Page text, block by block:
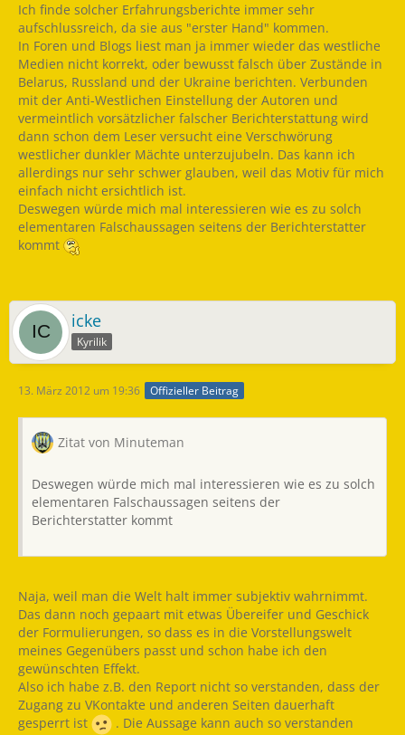
Ich finde solcher Erfahrungsberichte immer sehr
aufschlussreich, da sie aus "erster Hand" kommen.
In Foren und Blogs liest man ja immer wieder das westliche
Medien nicht korrekt, oder bewusst falsch über Zustände in
Belarus, Russland und der Ukraine berichten. Verbunden
mit der Anti-Westlichen Einstellung der Autoren und
vermeintlich vorsätzlicher falscher Berichterstattung wird
dann schon dem Leser versucht eine Verschwörung
westlicher dunkler Mächte unterzujubeln. Das kann ich
allerdings nur sehr schwer glauben, weil das Motiv für mich
einfach nicht ersichtlich ist.
Deswegen würde mich mal interessieren wie es zu solch
elementaren Falschaussagen seitens der Berichterstatter
kommt
icke
Kyrilik
13. März 2012 um 19:36 Offizieller Beitrag
Zitat von Minuteman
Deswegen würde mich mal interessieren wie es zu solch
elementaren Falschaussagen seitens der
Berichterstatter kommt
Naja, weil man die Welt halt immer subjektiv wahrnimmt.
Das dann noch gepaart mit etwas Übereifer und Geschick
der Formulierungen, so dass es in die Vorstellungswelt
meines Gegenübers passt und schon habe ich den
gewünschten Effekt.
Also ich habe z.B. den Report nicht so verstanden, dass der
Zugang zu VKontakte und anderen Seiten dauerhaft
gesperrt ist
. Die Aussage kann auch so verstanden